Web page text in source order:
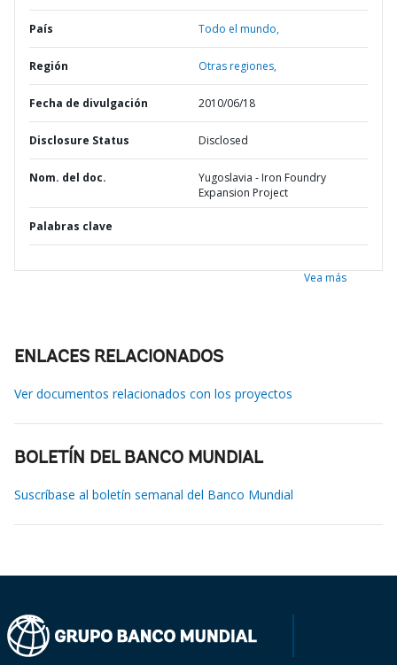
País Todo el mundo,
Región Otras regiones,
Fecha de divulgación 2010/06/18
Disclosure Status Disclosed
Nom. del doc.
Yugoslavia - Iron Foundry
Expansion Project
Palabras clave
Vea más
ENLACES RELACIONADOS
Ver documentos relacionados con los proyectos
BOLETÍN DEL BANCO MUNDIAL
Suscríbase al boletín semanal del Banco Mundial